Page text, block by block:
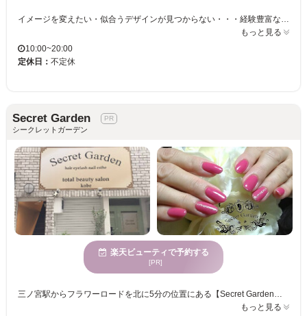
イメージを変えたい・似合うデザインが見つからない・・・経験豊富なネイリストにおまかせ♪ オフィスに・イベントに・普段の彩りに♪シーンに合わせてお好きなデザインをお選びください！！ ネイル初心者から上級者の方までお任せください。オシャレなデザインに女子力UP♪♪ 忙しい日々を忘れてゆったりまったりネイル体験をしませんか？
もっと見る
10:00~20:00
定休日： 不定休
Secret Garden
シークレットガーデン
楽天ビューティで予約する
[PR]
三ノ宮駅からフラワーロードを北に5分の位置にある【Secret Garden】丁寧なカウンセリングでお客様1人ひとりに合ったカラーやデザインをご提案！！トレンドネイルからシンプルはもちろん、ブライダルネイルまで思わずお友達に自慢したくなるネイルをぜひ☆ 使用しているジェルもバイオジェルを使用しているので安心です◎また、個室でネイリストと1対1ですので、初めてのお客様も安心♪ 【Secret Garden】の由来は、一人ひとりのお客様を心からおもてなしをし、心からの感動と満足をしていただきたく、『あなただけのひみつの場所になりますように…』という意味が込められています。ですので、一人一人のお客様にできるだけ、ゆったりとリラックスをしていただけるように、お時間をいただいたおります。もちろんお急ぎの場合も、対応させていただいておりますのでご相談ください。あなただけの秘密の場所になりますように...☆
もっと見る